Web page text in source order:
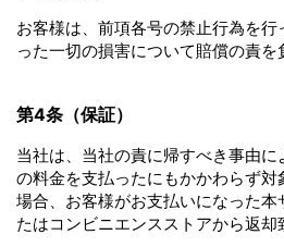
お客様は、前項各号の禁止行為を
った一切の損害について賠償の責を
第4条（保証）
当社は、当社の責に帰すべき事由
の料金を支払ったにもかかわらず
場合、お客様がお支払いになった本
たはコンビニエンスストアから返却